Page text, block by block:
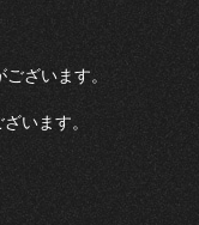
ざいます。
います。